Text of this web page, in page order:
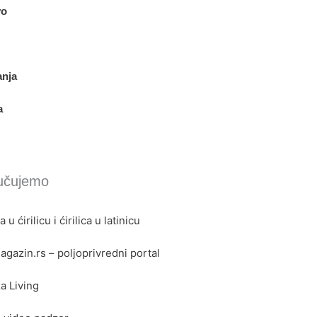
u ćirilicu i ćirilica u latinicu
– poljoprivredni portal
Living